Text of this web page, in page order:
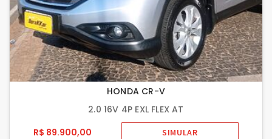
HONDA CR-V
2.0 16V 4P EXL FLEX AT
R$ 89.900,00
SIMULAR